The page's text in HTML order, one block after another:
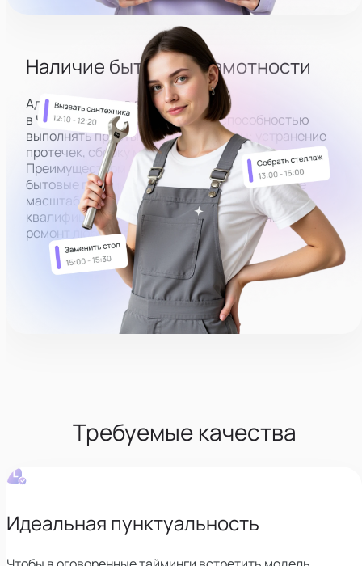
Подключить микрофон
Наличие бытовой грамотности
Администратор в вебкам студию
в Челябинскедолжен
обладать способностью
выполнять простые бытовые работы: устранение
протечек, сборку мебели, замену фильтра и т.д.
Преимуществом будет умение чинить несложные
бытовые поломки самостоятельно. Для более
масштабных задач можно вызывать
квалифицированный персонал, выполняющий
ремонт любой сложности.
Требуемые качества
Идеальная пунктуальность